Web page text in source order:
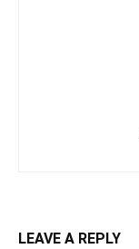
LEAVE A REPLY